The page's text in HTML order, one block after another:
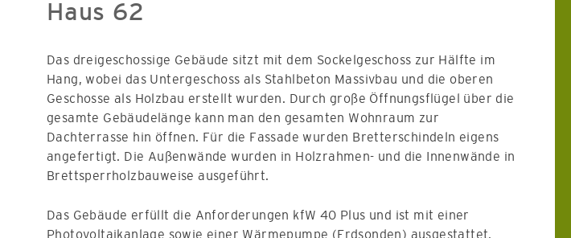
Haus 62
Das dreigeschossige Gebäude sitzt mit dem Sockelgeschoss zur Hälfte im
Hang, wobei das Untergeschoss als Stahlbeton Massivbau und die oberen
Geschosse als Holzbau erstellt wurden. Durch große Öffnungsflügel über die
gesamte Gebäudelänge kann man den gesamten Wohnraum zur
Dachterrasse hin öffnen. Für die Fassade wurden Bretterschindeln eigens
angefertigt. Die Außenwände wurden in Holzrahmen- und die Innenwände in
Brettsperrholzbauweise ausgeführt.
Das Gebäude erfüllt die Anforderungen kfW 40 Plus und ist mit einer
Photovoltaikanlage sowie einer Wärmepumpe (Erdsonden) ausgestattet.